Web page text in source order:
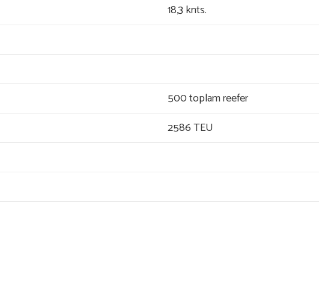
18,3 knts.
500 toplam reefer
2586 TEU